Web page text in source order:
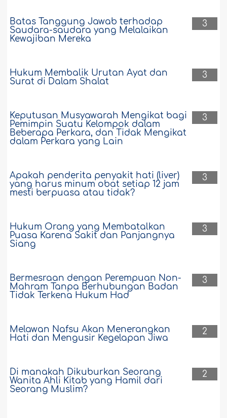
3
Batas Tanggung Jawab terhadap
Saudara-saudara yang Melalaikan
Kewajiban Mereka
3
Hukum Membalik Urutan Ayat dan
Surat di Dalam Shalat
3
Keputusan Musyawarah Mengikat bagi
Pemimpin Suatu Kelompok dalam
Beberapa Perkara, dan Tidak Mengikat
dalam Perkara yang Lain
3
Apakah penderita penyakit hati (liver)
yang harus minum obat setiap 12 jam
mesti berpuasa atau tidak?
3
Hukum Orang yang Membatalkan
Puasa Karena Sakit dan Panjangnya
Siang
3
Bermesraan dengan Perempuan Non-
Mahram Tanpa Berhubungan Badan
Tidak Terkena Hukum Had
2
Melawan Nafsu Akan Menerangkan
Hati dan Mengusir Kegelapan Jiwa
2
Di manakah Dikuburkan Seorang
Wanita Ahli Kitab yang Hamil dari
Seorang Muslim?